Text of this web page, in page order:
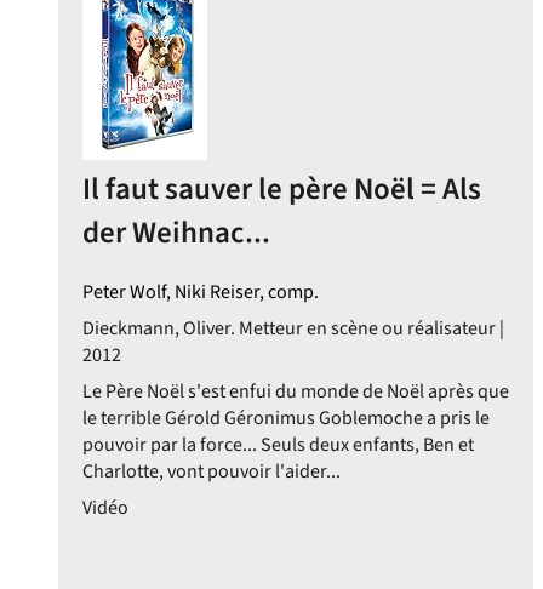
Il faut sauver le père Noël = Als
der Weihnac...
Peter Wolf, Niki Reiser, comp.
Dieckmann, Oliver. Metteur en scène ou réalisateur |
2012
Le Père Noël s'est enfui du monde de Noël après que
le terrible Gérold Géronimus Goblemoche a pris le
pouvoir par la force... Seuls deux enfants, Ben et
Charlotte, vont pouvoir l'aider...
Vidéo